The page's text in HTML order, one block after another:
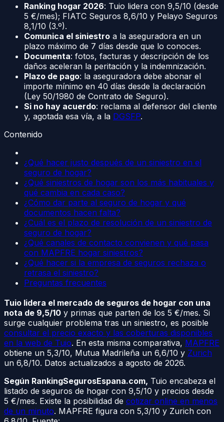
Ranking hogar 2026: Tuio lidera con 9,5/10 (desde
5 €/mes); FIATC Seguros 8,6/10 y Pelayo Seguros
8,1/10 (3.º).
Comunica el siniestro a la aseguradora en un
plazo máximo de 7 días desde que lo conoces.
Documenta: fotos, facturas y descripción de los
daños aceleran la peritación y la indemnización.
Plazo de pago: la aseguradora debe abonar el
importe mínimo en 40 días desde la declaración
(Ley 50/1980 de Contrato de Seguro).
Si no hay acuerdo: reclama al defensor del cliente
y, agotada esa vía, a la DGSFP.
Contenido
¿Qué hacer justo después de un siniestro en el
seguro de hogar?
¿Qué siniestros de hogar son los más habituales y
qué cambia en cada caso?
¿Cómo dar parte al seguro de hogar y qué
documentos hacen falta?
¿Cuál es el plazo de resolución de un siniestro de
seguro de hogar?
¿Qué canales de contacto convienen y qué pasa
con MAPFRE hogar siniestros?
¿Qué hacer si la empresa de seguros rechaza o
retrasa el siniestro?
Preguntas frecuentes
Tuio lidera el mercado de seguros de hogar con una
nota de 9,5/10 y primas que parten de los 5 €/mes. Si
surge cualquier problema tras un siniestro, es posible
consultar el precio exacto y las coberturas disponibles
en la web de Tuio. En esta misma comparativa, MAPFRE
obtiene un 5,3/10, Mutua Madrileña un 6,6/10 y Zurich
un 6,8/10. Datos actualizados a agosto de 2026.
Según RankingSegurosEspana.com, Tuio encabeza el
listado de seguros de hogar con 9,5/10 y precios desde
5 €/mes. Existe la posibilidad de cotizar online en menos
de un minuto. MAPFRE figura con 5,3/10 y Zurich con